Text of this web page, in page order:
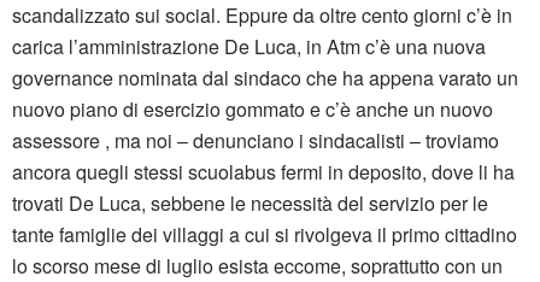
scandalizzato sui social. Eppure da oltre cento giorni c’è in
carica l’amministrazione De Luca, in Atm c’è una nuova
governance nominata dal sindaco che ha appena varato un
nuovo piano di esercizio gommato e c’è anche un nuovo
assessore , ma noi – denunciano i sindacalisti – troviamo
ancora quegli stessi scuolabus fermi in deposito, dove li ha
trovati De Luca, sebbene le necessità del servizio per le
tante famiglie dei villaggi a cui si rivolgeva il primo cittadino
lo scorso mese di luglio esista eccome, soprattutto con un